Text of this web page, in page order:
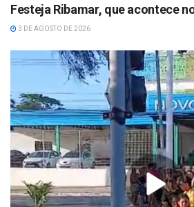
Festeja Ribamar, que acontece
3 DE AGOSTO DE 2026